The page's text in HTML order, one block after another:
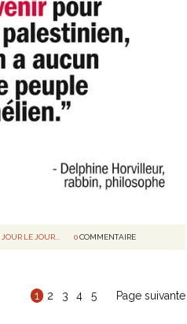
LE JOUR... 0COMMENTAIRE
1 2 3 4 5 Page suivante